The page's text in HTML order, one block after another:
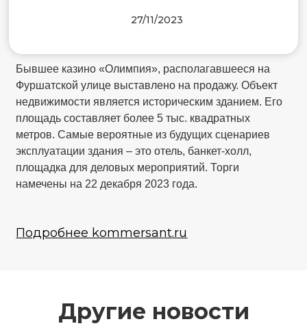
27/11/2023
Бывшее казино «Олимпия», располагавшееся на
Фуршатской улице выставлено на продажу. Объект
недвижимости является историческим зданием. Его
площадь составляет более 5 тыс. квадратных
метров. Самые вероятные из будущих сценариев
эксплуатации здания – это отель, банкет-холл,
площадка для деловых мероприятий. Торги
намечены на 22 декабря 2023 года.
Подробнее kommersant.ru
Другие новости